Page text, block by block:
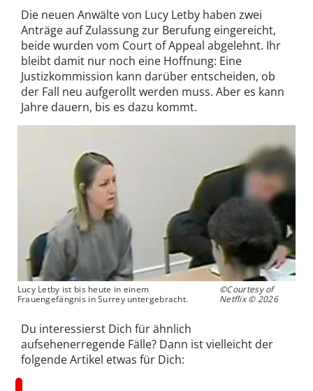
Die neuen Anwälte von Lucy Letby haben zwei
Anträge auf Zulassung zur Berufung eingereicht,
beide wurden vom Court of Appeal abgelehnt. Ihr
bleibt damit nur noch eine Hoffnung: Eine
Justizkommission kann darüber entscheiden, ob
der Fall neu aufgerollt werden muss. Aber es kann
Jahre dauern, bis es dazu kommt.
Lucy Letby ist bis heute in einem
Frauengefängnis in Surrey untergebracht.
©Courtesy of
Netflix © 2026
Du interessierst Dich für ähnlich
aufsehenerregende Fälle? Dann ist vielleicht der
folgende Artikel etwas für Dich: